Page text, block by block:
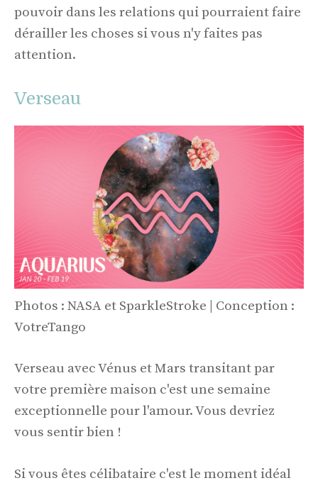
pouvoir dans les relations qui pourraient faire
dérailler les choses si vous n'y faites pas
attention.
Verseau
Photos : NASA et SparkleStroke | Conception :
VotreTango
Verseau avec Vénus et Mars transitant par
votre première maison c'est une semaine
exceptionnelle pour l'amour. Vous devriez
vous sentir bien !
Si vous êtes célibataire c'est le moment idéal